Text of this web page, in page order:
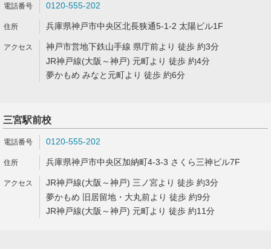
0120-555-202
兵庫県神戸市中央区北長狭通5-1-2 太陽ビル1F
神戸市営地下鉄山手線 県庁前より 徒歩 約3分
JR神戸線(大阪～神戸) 元町より 徒歩 約4分
夢かもめ みなと元町より 徒歩 約6分
三宮駅前校
0120-555-202
兵庫県神戸市中央区加納町4-3-3 さくら三神ビル7F
JR神戸線(大阪～神戸) 三ノ宮より 徒歩 約3分
夢かもめ 旧居留地・大丸前より 徒歩 約9分
JR神戸線(大阪～神戸) 元町より 徒歩 約11分